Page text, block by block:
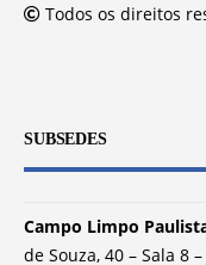
Todos os direitos
SUBSEDES
Campo Limpo
de Souza, 40 – Sala 8